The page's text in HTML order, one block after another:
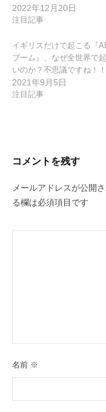
2022年12月20日
注目記事
イギリスだけで起こる『
ブーム』、なぜ全世界で
いのか？不思議ですね！！
2021年9月5日
注目記事
コメントを残す
メールアドレスが公開
る欄は必須項目です
名前 ※